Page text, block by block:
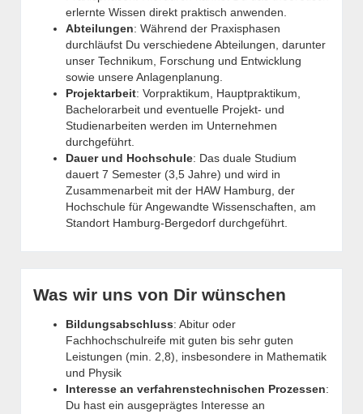
erlernte Wissen direkt praktisch anwenden.
Abteilungen: Während der Praxisphasen
durchläufst Du verschiedene Abteilungen, darunter
unser Technikum, Forschung und Entwicklung
sowie unsere Anlagenplanung.
Projektarbeit: Vorpraktikum, Hauptpraktikum,
Bachelorarbeit und eventuelle Projekt- und
Studienarbeiten werden im Unternehmen
durchgeführt.
Dauer und Hochschule: Das duale Studium
dauert 7 Semester (3,5 Jahre) und wird in
Zusammenarbeit mit der HAW Hamburg, der
Hochschule für Angewandte Wissenschaften, am
Standort Hamburg-Bergedorf durchgeführt.
Was wir uns von Dir wünschen
Bildungsabschluss: Abitur oder
Fachhochschulreife mit guten bis sehr guten
Leistungen (min. 2,8), insbesondere in Mathematik
und Physik
Interesse an verfahrenstechnischen Prozessen:
Du hast ein ausgeprägtes Interesse an